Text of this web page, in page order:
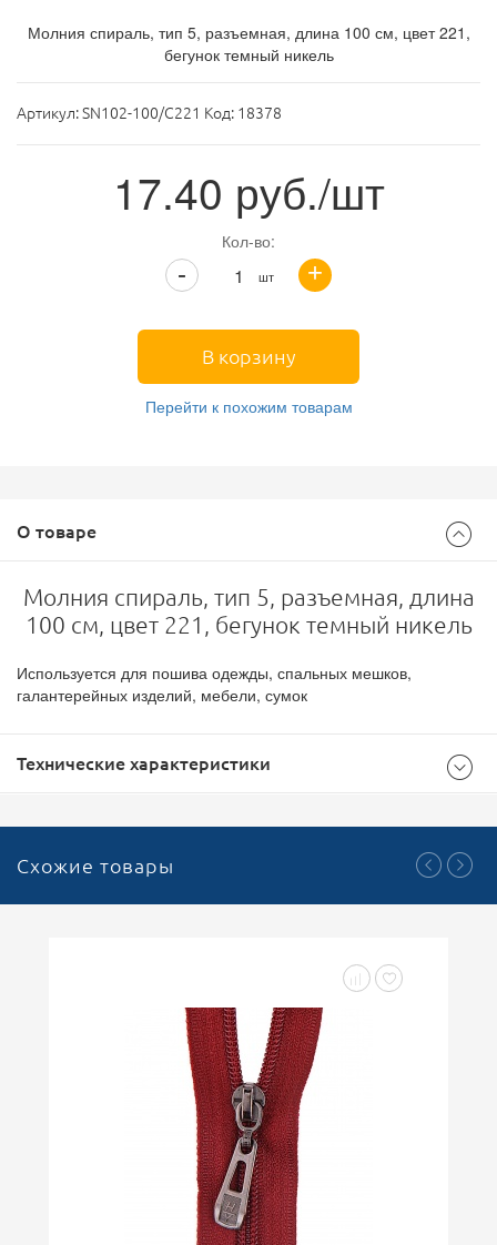
Молния спираль, тип 5, разъемная, длина 100 см, цвет 221,
бегунок темный никель
Артикул:SN102-100/C221 Код: 18378
17.40 руб./шт
Кол-во:
шт +
-
В корзину
Перейти к похожим товарам
О товаре
Молния спираль, тип 5, разъемная, длина
100 см, цвет 221, бегунок темный никель
Используется для пошива одежды, спальных мешков,
галантерейных изделий, мебели, сумок
Технические характеристики
Схожие товары